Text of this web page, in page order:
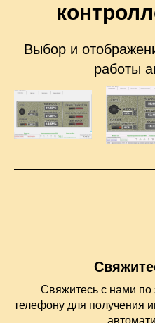
Выбор и
работы
Свяжитесь с нами по
телефону для получения